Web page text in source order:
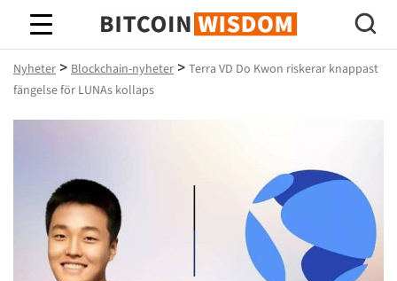
Bitcoin Wisdom
Nyheter > Blockchain-nyheter > Terra VD Do Kwon riskerar knappast
fängelse för LUNAs kollaps